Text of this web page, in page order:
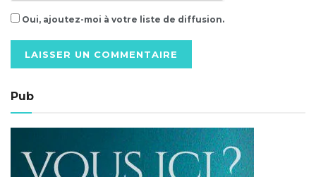
Oui, ajoutez-moi à votre liste de diffusion.
Pub